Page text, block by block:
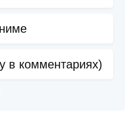
в комментариях)